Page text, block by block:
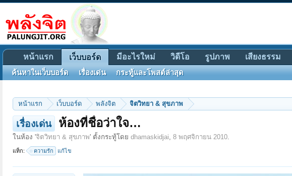
หน้าแรก เว็บบอร์ด พลังจิต จิตวิทยา & สุขภาพ
เรื่องเด่น ห้องที่ชื่อว่าใจ…
ในห้อง 'จิตวิทยา & สุขภาพ' ตั้งกระทู้โดย dhamaskidjai, 8 พฤศจิกายน 2010.
แท็ก: ความรัก แก้ไข
หน้าแรก เว็บบอร์ด
ค้นหาในเว็บบอร์ด เรื่องเด่น กระทู้และโพสต์ล่าสุด
มีอะไรใหม่ วิดีโอ รูปภาพ เสียงธรรม